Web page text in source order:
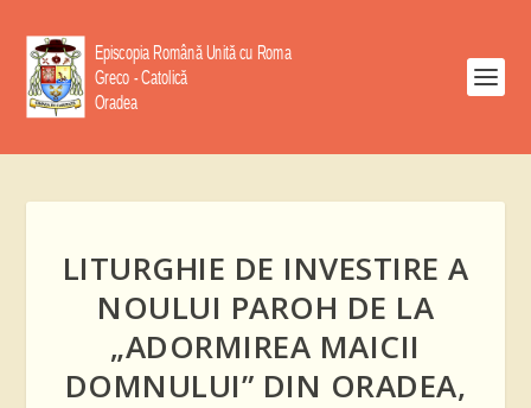
LITURGHIE DE INVESTIRE A
NOULUI PAROH DE LA
„ADORMIREA MAICII
DOMNULUI” DIN ORADEA,